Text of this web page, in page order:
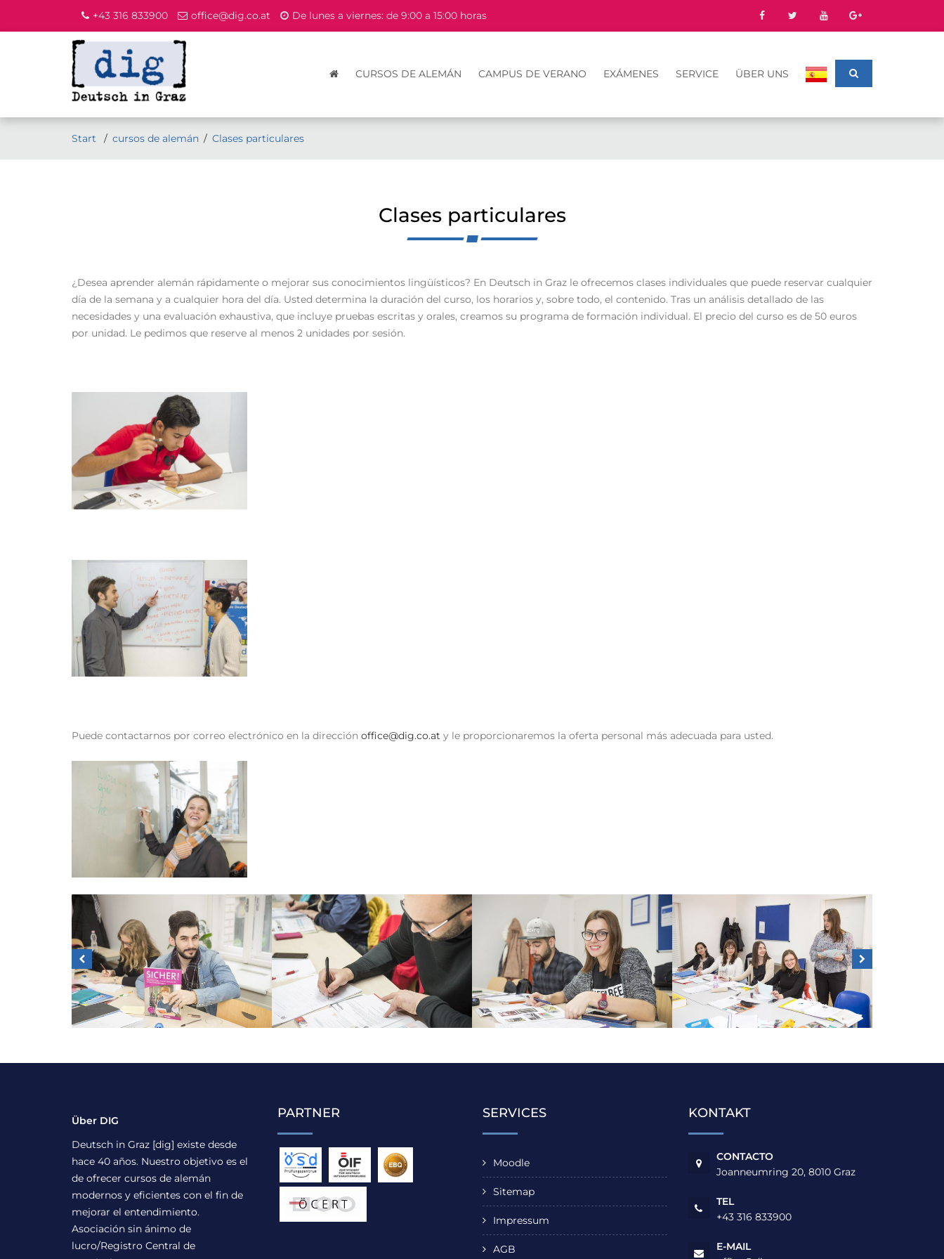
+43 316 833900 office@dig.co.at De lunes a viernes: de 9:00 a 15:00 horas
CURSOS DE ALEMÁN CAMPUS DE VERANO EXÁMENES SERVICE ÜBER UNS
Start cursos de alemán Clases particulares
Clases particulares
¿Desea aprender alemán rápidamente o mejorar sus conocimientos lingüísticos? En Deutsch in Graz le ofrecemos clases individuales que puede reservar cualquier
día de la semana y a cualquier hora del día. Usted determina la duración del curso, los horarios y, sobre todo, el contenido. Tras un análisis detallado de las
necesidades y una evaluación exhaustiva, que incluye pruebas escritas y orales, creamos su programa de formación individual. El precio del curso es de 50 euros
por unidad. Le pedimos que reserve al menos 2 unidades por sesión.
Puede contactarnos por correo electrónico en la dirección office@dig.co.at y le proporcionaremos la oferta personal más adecuada para usted.
Über DIG
Deutsch in Graz [dig] existe desde
hace 40 años. Nuestro objetivo es el
de ofrecer cursos de alemán
modernos y eficientes con el fin de
mejorar el entendimiento.
Asociación sin ánimo de
lucro/Registro Central de
PARTNER SERVICES
Moodle
Sitemap
Impressum
AGB
KONTAKT
CONTACTO
Joanneumring 20, 8010 Graz
TEL
+43 316 833900
E-MAIL